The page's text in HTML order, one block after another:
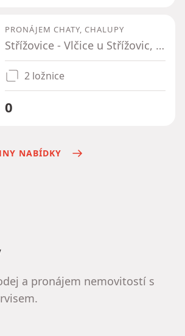
PRONÁJEM CHATY, CHALUPY
Střížovice - Vlčice u Střížovic, Jihočeský kraj
2 ložnice
0
NABÍDKY
a pronájem nemovitostí s